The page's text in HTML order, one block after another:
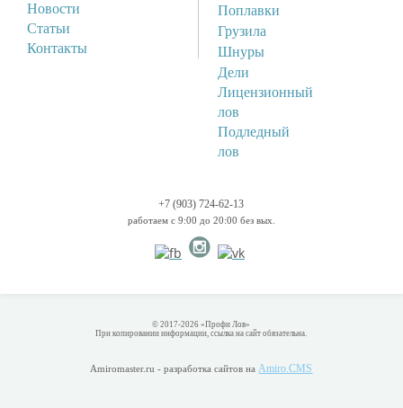
Новости
Статьи
Контакты
Поплавки
Грузила
Шнуры
Дели
Лицензионный
лов
Подледный
лов
+7 (903) 724-62-13
работаем с 9:00 до 20:00 без вых.
© 2017-2026 «Профи Лов»
При копировании информации, ссылка на сайт обязательна.
Amiromaster.ru - разработка сайтов на Amiro.CMS